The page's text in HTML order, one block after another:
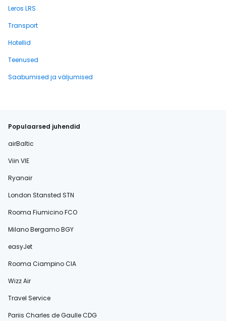
Leros LRS
Transport
Hotellid
Teenused
Saabumised ja väljumised
Populaarsed juhendid
airBaltic
Viin VIE
Ryanair
London Stansted STN
Rooma Fiumicino FCO
Milano Bergamo BGY
easyJet
Rooma Ciampino CIA
Wizz Air
Travel Service
Pariis Charles de Gaulle CDG